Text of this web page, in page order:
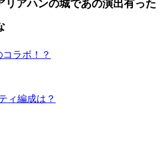
リアハンの城であの演出有った
ラボ！？
ィ編成は？